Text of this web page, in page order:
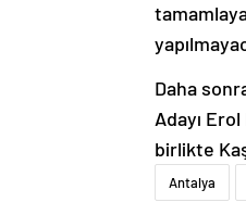
Daha
Adayı
birlikte
Antalya